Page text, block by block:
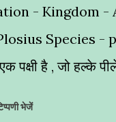
- Kingdom -
Species -
पक्षी है , जो हल्के
भेजें